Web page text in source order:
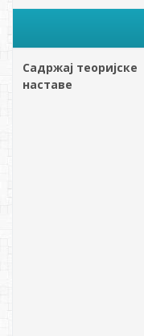
Садржај теоријске
наставе